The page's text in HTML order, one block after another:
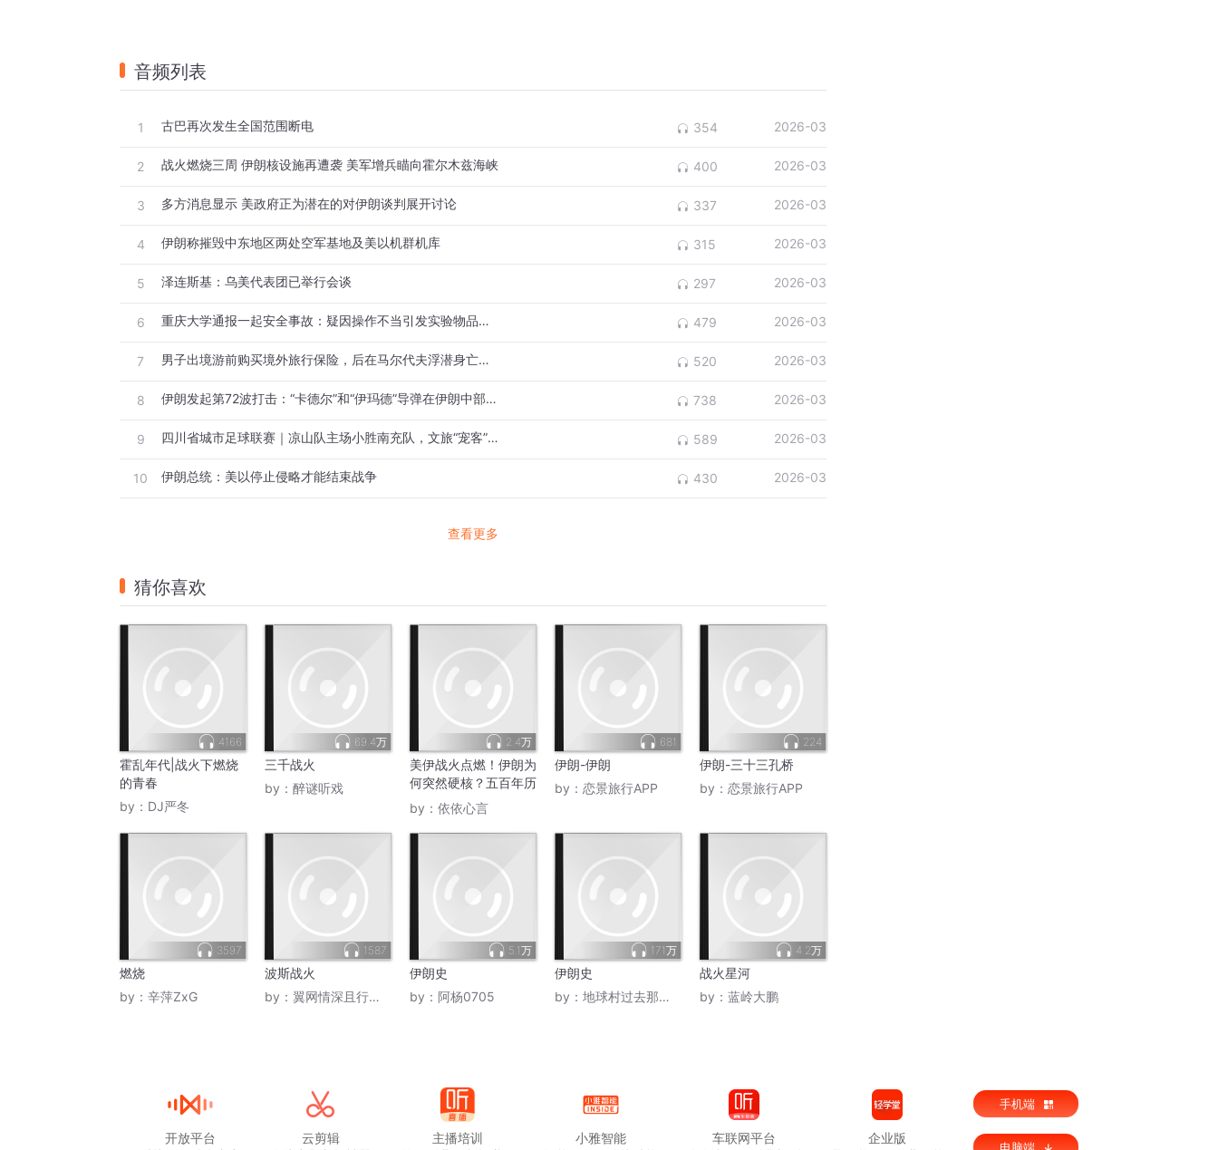
伊朗此时打击该军事基地，旨在就向英国放宽美国使用其军事基地推进对伊朗军事行动一事作出的直接警告，伊朗
帮凶。
“美以停止侵略才能结束战争”
按佩泽希齐扬的说法，只有美国和以色列立即停止侵略行为并保证此类侵略行为不会再次发生，才能结束该地区的
战争和冲突。
对伊朗遭受的损失进行赔偿。他还说，不认为美国做好了谈判的准备。
以色列遭遇南北夹击 以防长称将加大对伊打击力度
南部发射弹道导弹，同时黎巴嫩真主党向以北部发射火箭弹。
以色列急救组织红色大卫盾报告称，以色列南部迪莫纳遭到伊朗方面的导弹袭击，已有47人受伤。资料显示，迪
就在迪莫纳遭袭后不久，以色列南部地区又拉响防空警报，以军再次监测到伊朗方面发射的新一轮导弹袭击，南部
以防长称将“显著加大”对伊朗打击力度
以军战事行动方面，综合以军当前的最新表态及公开的军事部署情况，预计以军针对伊朗及黎巴嫩真主党的多线打
击还将继续。
以色列国防部长卡茨21日表示，在接下来的一周，以色列与美国将“显著加大”对伊朗的军事打击力度。
以色列国防军21日的声明则显示，以军当天对伊朗首都德黑兰多处弹道导弹生产设施发动大规模空袭。声明称，
以空军在情报支持下，打击了数十处伊朗伊斯兰革命卫队用于研发和生产弹道导弹部件的综合设施、导弹部件储存
设施和导弹燃料相关设施等。声明还称，以军将继续扩大对伊朗武器生产设施的打击力度。
以军再向黎巴嫩方向战线增兵
黎巴嫩战线方面，以军在21日发布声明称，其第162师已完成部署到黎巴嫩南部的准备工作，“将根据形势评估接
以色列国防军总参谋长扎米尔也在21日晚间表态称，已做好准备加强以北部前线黎巴嫩方向的防御态势。
黎巴嫩公共卫生部紧急行动中心21日晚间公布的最新统计数据显示，在近期的以军对黎军事打击期间，以军袭击
已导致黎方1024人死亡、2704人受伤，死者中包括118名儿童。
美伊角力霍尔木兹 特朗普“甩锅”护航责任
作为当前战事中的焦点，目前美国与伊朗均表现出对霍尔木兹海峡的极大关注。按美方知情人士此前透露的消息，
美军当前正在向中东地区增兵，而增兵的目的正围绕霍尔木兹海峡展开。
更多军事选项，包括发起“打通”霍尔木兹海峡的行动，这需要向伊朗海岸线出动空中和海上力量。
此外，特朗普政府也在考虑向伊朗石油出口“命脉”哈尔克岛出动地面部队，这一方案旨在夺岛，以此作为筹码，逼
迫伊朗恢复霍尔木兹海峡通行。
音频列表
1 古巴再次发生全国范围断电 354 2026-03
2 战火燃烧三周 伊朗核设施再遭袭 美军增兵瞄向霍尔木兹海峡 400 2026-03
3 多方消息显示 美政府正为潜在的对伊朗谈判展开讨论 337 2026-03
4 伊朗称摧毁中东地区两处空军基地及美以机群机库 315 2026-03
5 泽连斯基：乌美代表团已举行会谈 297 2026-03
6 重庆大学通报一起安全事故：疑因操作不当引发实验物品闪爆 相关实验室此前通知23日有安全培训 479 2026-03
7 男子出境游前购买境外旅行保险，后在马尔代夫浮潜身亡，保险公司以“猝死”为由拒赔80万意外险，法院：属“意外”，保险公司赔付84.91万 520 2026-03
8 伊朗发起第72波打击：“卡德尔”和“伊玛德”导弹在伊朗中部上空“成功击落以色列机群” 738 2026-03
9 四川省城市足球联赛｜凉山队主场小胜南充队，文旅“宠客”解锁观赛新体验 589 2026-03
10 伊朗总统：美以停止侵略才能结束战争 430 2026-03
查看更多
猜你喜欢
4166
霍乱年代|战火下燃烧
的青春
by： DJ严冬
69.4万
三千战火
by： 醉谜听戏
2.4万
美伊战火点燃！伊朗为
何突然硬核？五百年历
史藏着答案
by： 依依心言
681
伊朗-伊朗
by： 恋景旅行APP
224
伊朗-三十三孔桥
by： 恋景旅行APP
3597
燃烧
by： 辛萍ZxG
1587
波斯战火
by： 翼网情深且行且歌
5.1万
伊朗史
by： 阿杨0705
171万
伊朗史
by： 地球村过去那些事
4.2万
战火星河
by： 蓝岭大鹏
开放平台
云剪辑
主播培训
小雅智能
车联网平台
企业版
手机端